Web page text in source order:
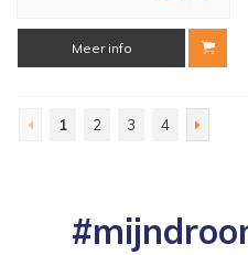
Meer info
1 2 3 4